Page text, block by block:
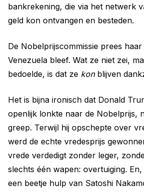
bankrekening, die via het netwerk
geld kon ontvangen en besteden.
De Nobelprijscommissie prees
Venezuela bleef. Wat ze niet zei,
bedoelde, is dat ze konblijven
Het is bijna ironisch dat Donald
openlijk lonkte naar de Nobelprijs,
greep. Terwijl hij opschepte over
werd de echte vredesprijs
vrede verdedigt zonder leger,
slechts één wapen: overtuiging.
een beetje hulp van Satoshi